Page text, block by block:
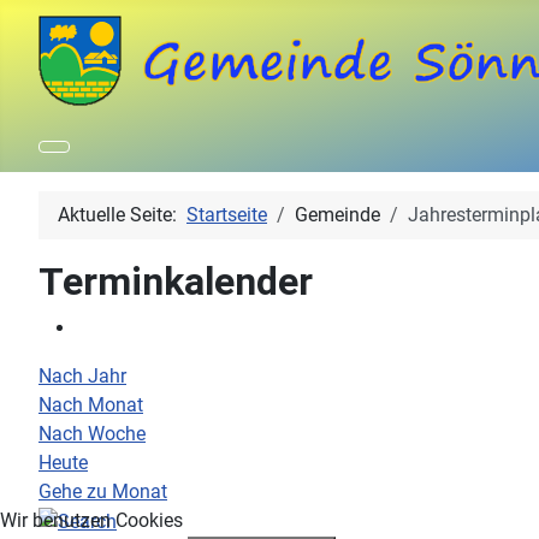
Aktuelle Seite: Startseite Gemeinde
Terminkalender
Nach Jahr
Nach Monat
Nach Woche
Heute
Gehe zu Monat
Wir benutzen Cookies